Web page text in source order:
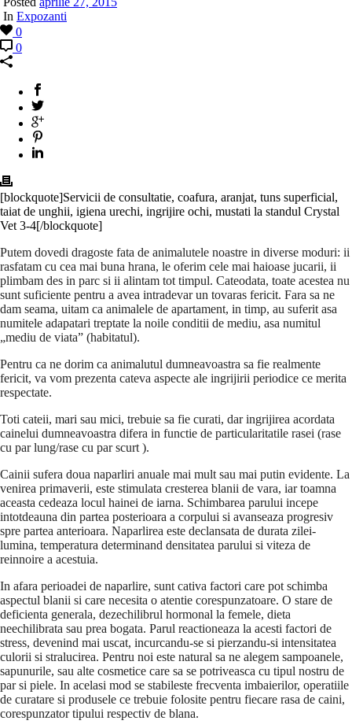
In Expozanti
0
0
[blockquote]Servicii de consultatie, coafura, aranjat, tuns superficial,
taiat de unghii, igiena urechi, ingrijire ochi, mustati la standul Crystal
Vet 3-4[/blockquote]
Putem dovedi dragoste fata de animalutele noastre in diverse moduri: ii
rasfatam cu cea mai buna hrana, le oferim cele mai haioase jucarii, ii
plimbam des in parc si ii alintam tot timpul. Cateodata, toate acestea nu
sunt suficiente pentru a avea intradevar un tovaras fericit. Fara sa ne
dam seama, uitam ca animalele de apartament, in timp, au suferit asa
numitele adapatari treptate la noile conditii de mediu, asa numitul
„mediu de viata” (habitatul).
Pentru ca ne dorim ca animalutul dumneavoastra sa fie realmente
fericit, va vom prezenta cateva aspecte ale ingrijirii periodice ce merita
respectate.
Toti cateii, mari sau mici, trebuie sa fie curati, dar ingrijirea acordata
cainelui dumneavoastra difera in functie de particularitatile rasei (rase
cu par lung/rase cu par scurt ).
Cainii sufera doua naparliri anuale mai mult sau mai putin evidente. La
venirea primaverii, este stimulata cresterea blanii de vara, iar toamna
aceasta cedeaza locul hainei de iarna. Schimbarea parului incepe
intotdeauna din partea posterioara a corpului si avanseaza progresiv
spre partea anterioara. Naparlirea este declansata de durata zilei-
lumina, temperatura determinand densitatea parului si viteza de
reinnoire a acestuia.
In afara perioadei de naparlire, sunt cativa factori care pot schimba
aspectul blanii si care necesita o atentie corespunzatoare. O stare de
deficienta generala, dezechilibrul hormonal la femele, dieta
neechilibrata sau prea bogata. Parul reactioneaza la acesti factori de
stress, devenind mai uscat, incurcandu-se si pierzandu-si intensitatea
culorii si stralucirea. Pentru noi este natural sa ne alegem sampoanele,
sapunurile, sau alte cosmetice care sa se potriveasca cu tipul nostru de
par si piele. In acelasi mod se stabileste frecventa imbaierilor, operatiile
de curatare si produsele ce trebuie folosite pentru fiecare rasa de caini,
corespunzator tipului respectiv de blana.